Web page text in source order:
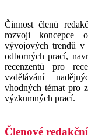
Činnost členů
rozvoji koncepce
vývojových trendů v
odborných prací,
recenzentů pro
vzdělávání
vhodných témat pro
výzkumných prací.
Členové